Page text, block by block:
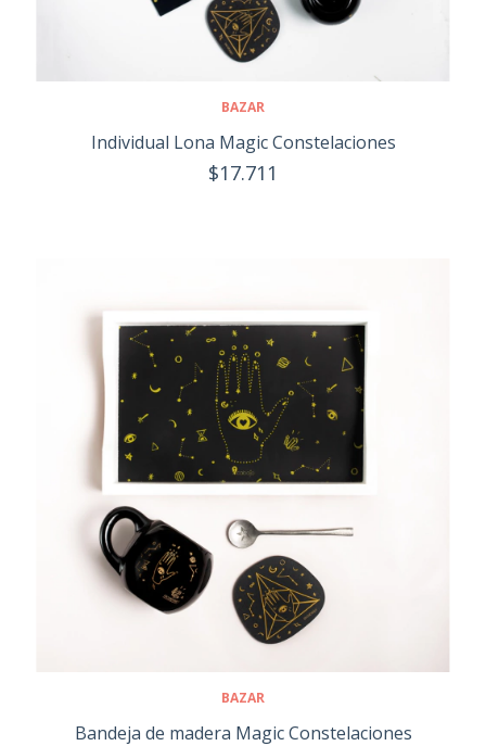
BAZAR
Individual Lona Magic Constelaciones
$17.711
BAZAR
Bandeja de madera Magic Constelaciones